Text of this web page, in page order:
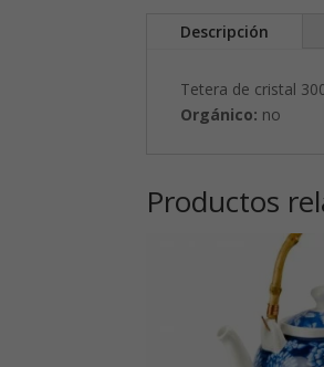
Descripción
Tetera de cristal
Orgánico: no
Productos